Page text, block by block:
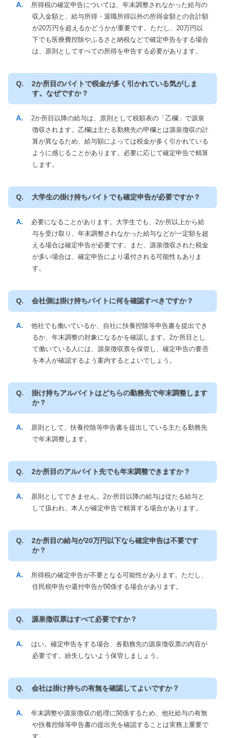
所得税の確定申告については、年末調整されなかった給与の
収入金額と、給与所得・退職所得以外の所得金額との合計額
が20万円を超えるかどうかが重要です。ただし、20万円以
下でも医療費控除やふるさと納税などで確定申告をする場合
は、原則としてすべての所得を申告する必要があります。
2か所目のバイトで税金が多く引かれている気がしま
す。なぜですか？
2か所目以降の給与は、原則として税額表の「乙欄」で源泉
徴収されます。乙欄は主たる勤務先の甲欄とは源泉徴収の計
算が異なるため、給与額によっては税金が多く引かれている
ように感じることがあります。必要に応じて確定申告で精算
します。
大学生の掛け持ちバイトでも確定申告が必要ですか？
必要になることがあります。大学生でも、2か所以上から給
与を受け取り、年末調整されなかった給与などが一定額を超
える場合は確定申告が必要です。また、源泉徴収された税金
が多い場合は、確定申告により還付される可能性もありま
す。
会社側は掛け持ちバイトに何を確認すべきですか？
他社でも働いているか、自社に扶養控除等申告書を提出でき
るか、年末調整の対象になるかを確認します。2か所目とし
て働いている人には、源泉徴収票を保管し、確定申告の要否
を本人が確認するよう案内するとよいでしょう。
掛け持ちアルバイトはどちらの勤務先で年末調整します
か？
原則として、扶養控除等申告書を提出している主たる勤務先
で年末調整します。
2か所目のアルバイト先でも年末調整できますか？
原則としてできません。2か所目以降の給与は従たる給与と
して扱われ、本人が確定申告で精算する場合があります。
2か所目の給与が20万円以下なら確定申告は不要です
か？
所得税の確定申告が不要となる可能性があります。ただし、
住民税申告や還付申告が関係する場合があります。
源泉徴収票はすべて必要ですか？
はい。確定申告をする場合、各勤務先の源泉徴収票の内容が
必要です。紛失しないよう保管しましょう。
会社は掛け持ちの有無を確認してよいですか？
年末調整や源泉徴収の処理に関係するため、他社給与の有無
や扶養控除等申告書の提出先を確認することは実務上重要で
す。